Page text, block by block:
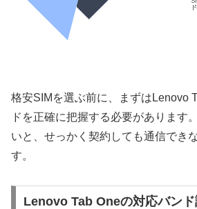
格安SIMを選ぶ前に、まずはLenovo
ドを正確に把握する必要があります
いと、せっかく契約しても通信でき
す。
Lenovo Tab Oneの対応バン